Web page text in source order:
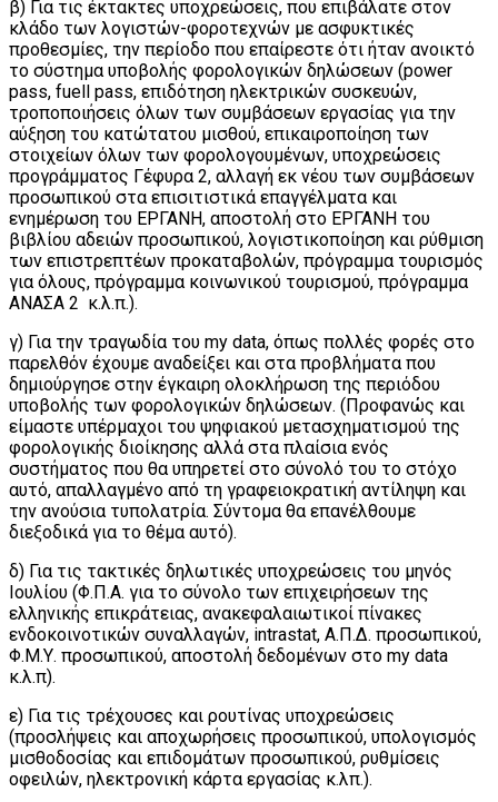
β) Για τις έκτακτες υποχρεώσεις, που επιβάλατε στον
κλάδο των λογιστών-φοροτεχνών με ασφυκτικές
προθεσμίες, την περίοδο που επαίρεστε ότι ήταν ανοικτό
το σύστημα υποβολής φορολογικών δηλώσεων (power
pass, fuell pass, επιδότηση ηλεκτρικών συσκευών,
τροποποιήσεις όλων των συμβάσεων εργασίας για την
αύξηση του κατώτατου μισθού, επικαιροποίηση των
στοιχείων όλων των φορολογουμένων, υποχρεώσεις
προγράμματος Γέφυρα 2, αλλαγή εκ νέου των συμβάσεων
προσωπικού στα επισιτιστικά επαγγέλματα και
ενημέρωση του ΕΡΓΑΝΗ, αποστολή στο ΕΡΓΑΝΗ του
βιβλίου αδειών προσωπικού, λογιστικοποίηση και ρύθμιση
των επιστρεπτέων προκαταβολών, πρόγραμμα τουρισμός
για όλους, πρόγραμμα κοινωνικού τουρισμού, πρόγραμμα
ΑΝΑΣΑ 2 κ.λ.π.).
γ) Για την τραγωδία του my data, όπως πολλές φορές στο
παρελθόν έχουμε αναδείξει και στα προβλήματα που
δημιούργησε στην έγκαιρη ολοκλήρωση της περιόδου
υποβολής των φορολογικών δηλώσεων. (Προφανώς και
είμαστε υπέρμαχοι του ψηφιακού μετασχηματισμού της
φορολογικής διοίκησης αλλά στα πλαίσια ενός
συστήματος που θα υπηρετεί στο σύνολό του το στόχο
αυτό, απαλλαγμένο από τη γραφειοκρατική αντίληψη και
την ανούσια τυπολατρία. Σύντομα θα επανέλθουμε
διεξοδικά για το θέμα αυτό).
δ) Για τις τακτικές δηλωτικές υποχρεώσεις του μηνός
Ιουλίου (Φ.Π.Α. για το σύνολο των επιχειρήσεων της
ελληνικής επικράτειας, ανακεφαλαιωτικοί πίνακες
ενδοκοινοτικών συναλλαγών, intrastat, Α.Π.Δ. προσωπικού,
Φ.Μ.Υ. προσωπικού, αποστολή δεδομένων στο my data
κ.λ.π).
ε) Για τις τρέχουσες και ρουτίνας υποχρεώσεις
(προσλήψεις και αποχωρήσεις προσωπικού, υπολογισμός
μισθοδοσίας και επιδομάτων προσωπικού, ρυθμίσεις
οφειλών, ηλεκτρονική κάρτα εργασίας κ.λπ.).